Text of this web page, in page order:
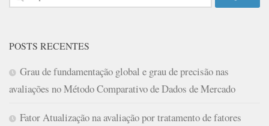
por:
POSTS RECENTES
Grau de fundamentação global e grau de precisão nas
avaliações no Método Comparativo de Dados de Mercado
Fator Atualização na avaliação por tratamento de fatores